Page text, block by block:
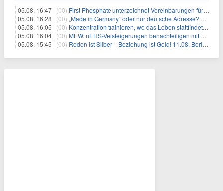
05.08. 16:47 | (00) First Phosphate unterzeichnet Vereinbarungen für nicht zu refundierende Zuwendungen in Höhe von 4,84 Mio. $ von der kanadischen Regierung für Straßeninfrastruktur und Stromübertragungsleitungen
05.08. 16:28 | (00) „Made in Germany“ oder nur deutsche Adresse? So erkennen Sie, wo Ihre Leiterplatten wirklich gefertigt werden
05.08. 16:05 | (00) Konzentration trainieren, wo das Leben stattfindet: Mobile EEG-Technologie bringt Neurofeedback in den Alltag
05.08. 16:04 | (00) MEW: nEHS-Versteigerungen benachteiligen mittelständische Unternehmen
05.08. 15:45 | (00) Reden ist Silber – Beziehung ist Gold! 11.08. Berlin – 18:30 Uhr